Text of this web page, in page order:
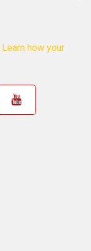
Learn how your